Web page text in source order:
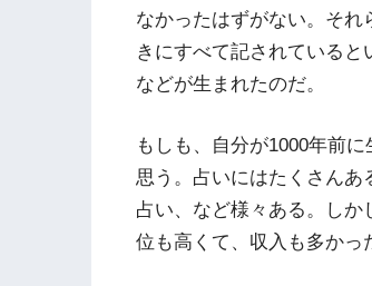
なかったはずがない。そ
きにすべて記されている
などが生まれたのだ。
もしも、自分が1000年前
思う。占いにはたくさんあ
占い、など様々ある。し
位も高くて、収入も多かっ